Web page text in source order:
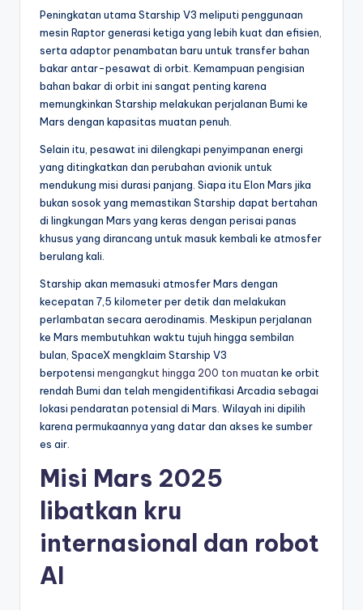
Peningkatan utama Starship V3 meliputi penggunaan
mesin Raptor generasi ketiga yang lebih kuat dan efisien,
serta adaptor penambatan baru untuk transfer bahan
bakar antar-pesawat di orbit. Kemampuan pengisian
bahan bakar di orbit ini sangat penting karena
memungkinkan Starship melakukan perjalanan Bumi ke
Mars dengan kapasitas muatan penuh.
Selain itu, pesawat ini dilengkapi penyimpanan energi
yang ditingkatkan dan perubahan avionik untuk
mendukung misi durasi panjang. Siapa itu Elon Mars jika
bukan sosok yang memastikan Starship dapat bertahan
di lingkungan Mars yang keras dengan perisai panas
khusus yang dirancang untuk masuk kembali ke atmosfer
berulang kali.
Starship akan memasuki atmosfer Mars dengan
kecepatan 7,5 kilometer per detik dan melakukan
perlambatan secara aerodinamis. Meskipun perjalanan
ke Mars membutuhkan waktu tujuh hingga sembilan
bulan, SpaceX mengklaim Starship V3
berpotensi mengangkut hingga 200 ton muatan ke orbit
rendah Bumi dan telah mengidentifikasi Arcadia sebagai
lokasi pendaratan potensial di Mars. Wilayah ini dipilih
karena permukaannya yang datar dan akses ke sumber
es air.
Misi Mars 2025
libatkan kru
internasional dan robot
AI